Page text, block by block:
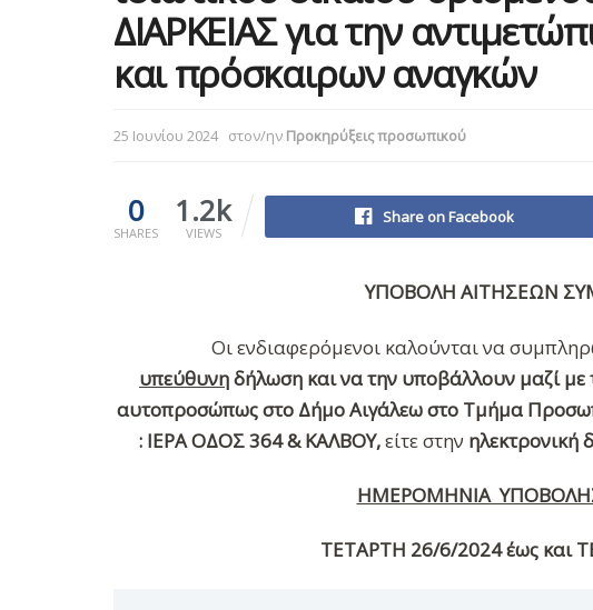
ΔΙΑΡΚΕΙΑΣ για την
και πρόσκαιρων αναγκών
25 Ιουνίου 2024 στον/ην Προκηρύξεις προσωπικού
0
SHARES
1.2k
VIEWS
Share on Facebook
ΥΠΟΒΟΛΗ ΑΙΤΗΣΕΩΝ
Οι ενδιαφερόμενοι καλούνται να
υπεύθυνηδήλωση και να την υποβάλλουν μαζί με
αυτοπροσώπως στο Δήμο Αιγάλεω στο Τμήμα
: ΙΕΡΑ ΟΔΟΣ 364 & ΚΑΛΒΟΥ,είτε στην ηλεκτρονική
ΗΜΕΡΟΜΗΝΙΑ
ΤΕΤΑΡΤΗ 26/6/2024 έως και